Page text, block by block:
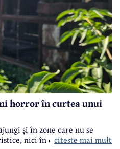
horror în curtea unui
și în zone care nu se
nici în cele.. electorale.
citeste mai mult